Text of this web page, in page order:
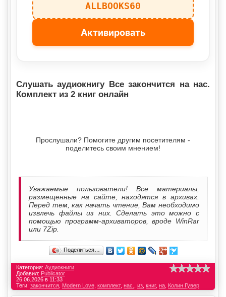
ALLBOOKS60
Активировать
Слушать аудиокнигу Все закончится на нас.
Комплект из 2 книг онлайн
Прослушали? Помогите другим посетителям -
поделитесь своим мнением!
Уважаемые пользователи! Все материалы,
размещенные на сайте, находятся в архивах.
Перед тем, как начать чтение, Вам необходимо
извлечь файлы из них. Сделать это можно с
помощью программ-архиваторов, вроде WinRar
или 7Zip.
Поделиться…
Категория: Аудиокниги
Добавил: Publicator
26.06.2026 в 11:33
Теги: закончится Modern Love комплект, нас. из книг, на Колин Гувер